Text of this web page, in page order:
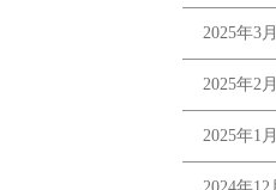
2025年3月
2025年2月
2025年1月